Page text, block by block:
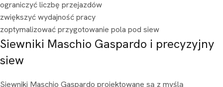
ograniczyć liczbę przejazdów
zwiększyć wydajność pracy
zoptymalizować przygotowanie pola pod siew
Siewniki Maschio Gaspardo i precyzyjny
siew
Siewniki Maschio Gaspardo projektowane są z myślą